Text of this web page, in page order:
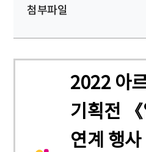
첨부파일
2022 아
기획전 《
연계 행사